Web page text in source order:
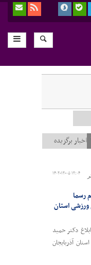
۱۴۰۲-۱۲-۰۵ ۱۲:۰۴
رسما
استان
دکتر حمید
آذربایجان